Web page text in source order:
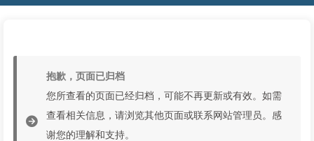
抱歉，页面已归档
您所查看的页面已经归档，可能不再更新或有效。如需
查看相关信息，请浏览其他页面或联系网站管理员。感
谢您的理解和支持。